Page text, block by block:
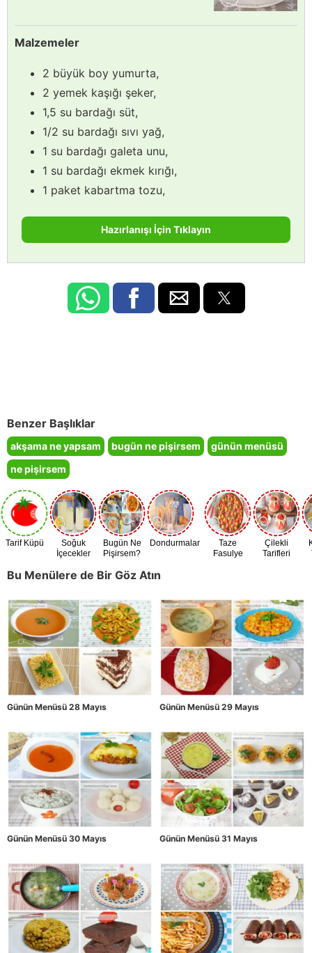
Malzemeler
2 büyük boy yumurta,
2 yemek kaşığı şeker,
1,5 su bardağı süt,
1/2 su bardağı sıvı yağ,
1 su bardağı galeta unu,
1 su bardağı ekmek kırığı,
1 paket kabartma tozu,
Hazırlanışı İçin Tıklayın
Benzer Başlıklar
akşama ne yapsam bugün ne pişirsem
günün menüsü
ne pişirsem
Tarif Küpü
Soğuk
İçecekler
Bugün Ne
Pişirsem?
Dondurmalar
Taze
Fasulye
Çilekli
Tarifleri
Bu Menülere de Bir Göz Atın
Günün Menüsü 28 Mayıs Günün Menüsü 29 Mayıs
Günün Menüsü 30 Mayıs Günün Menüsü 31 Mayıs